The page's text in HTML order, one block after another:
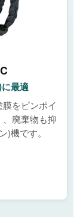
最適
をピンポイ
廃棄物も抑
機です。